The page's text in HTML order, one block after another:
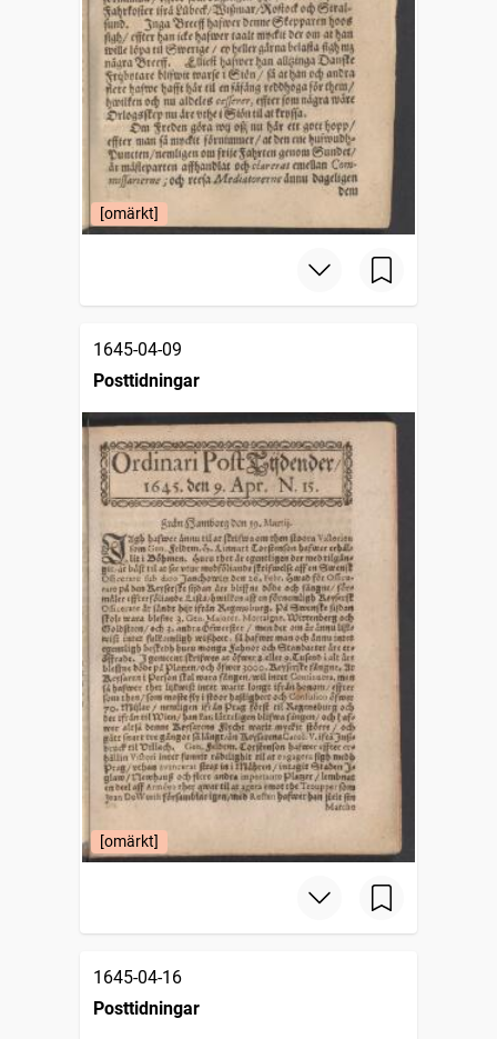
[omärkt]
1645-04-09
Posttidningar
[omärkt]
1645-04-16
Posttidningar